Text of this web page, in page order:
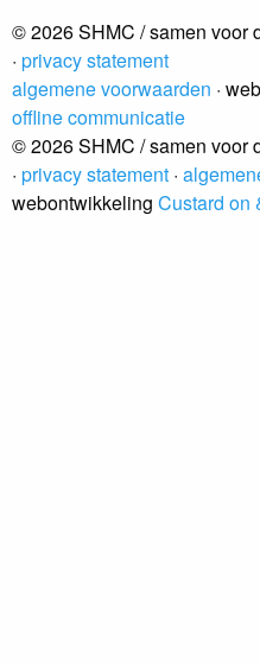
© 2026 SHMC / samen voor
· privacy statement
algemene voorwaarden ·
offline communicatie
© 2026 SHMC / samen voor
· privacy statement ·
webontwikkeling Custard on